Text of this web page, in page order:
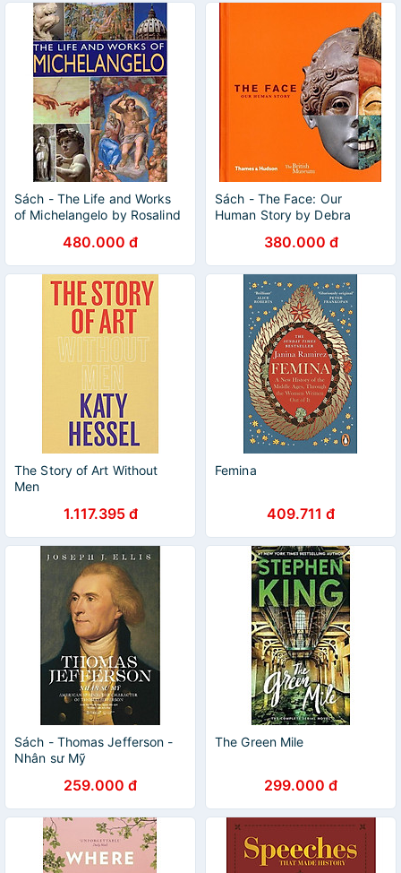
Sách - The Life and Works
of Michelangelo by Rosalind
480.000 đ
Sách - The Face: Our
Human Story by Debra
380.000 đ
The Story of Art Without
Men
1.117.395 đ
Femina
409.711 đ
Sách - Thomas Jefferson -
Nhân sư Mỹ
259.000 đ
The Green Mile
299.000 đ